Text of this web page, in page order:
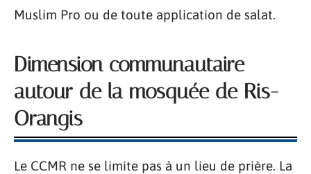
Muslim Pro ou de toute application de salat.
Dimension communautaire
autour de la mosquée de Ris-
Orangis
Le CCMR ne se limite pas à un lieu de prière. La